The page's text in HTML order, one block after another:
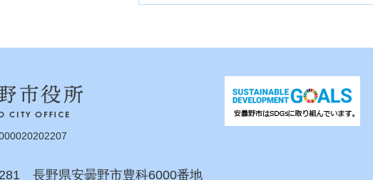
長野県安曇野市豊科6000番地